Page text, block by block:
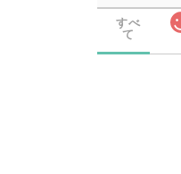
すべ
て